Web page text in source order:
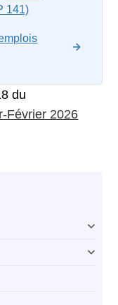
141)
du
Février 2026